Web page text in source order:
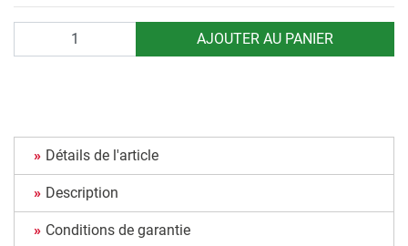
AJOUTER AU PANIER
Détails de l'article
Description
Conditions de garantie